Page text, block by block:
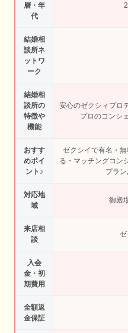
層・年
代
結婚相
談所ネ
ットワ
ーク
結婚相
談所の
特徴や
機能
安心のゼクシィプロ
プロのコンシ
おすす
めポイ
ント♪
ゼクシイで有名・
る・マッチングコン
プラ
対応地
域
御殿
来店相
談
ゼ
入会
金・初
期費用
全額返
金保証